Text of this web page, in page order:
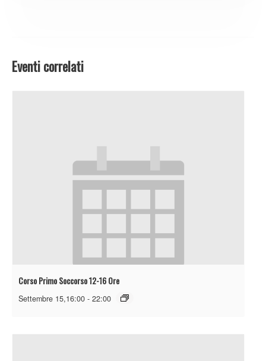
Eventi correlati
Corso Primo Soccorso 12-16 Ore
Settembre 15,16:00 - 22:00